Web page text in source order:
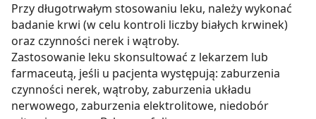
Przy długotrwałym stosowaniu leku, należy wykonać
badanie krwi (w celu kontroli liczby białych krwinek)
oraz czynności nerek i wątroby.
Zastosowanie leku skonsultować z lekarzem lub
farmaceutą, jeśli u pacjenta występują: zaburzenia
czynności nerek, wątroby, zaburzenia układu
nerwowego, zaburzenia elektrolitowe, niedobór